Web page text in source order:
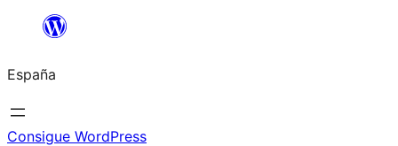
Saltar
contenido
España
Consigue WordPress